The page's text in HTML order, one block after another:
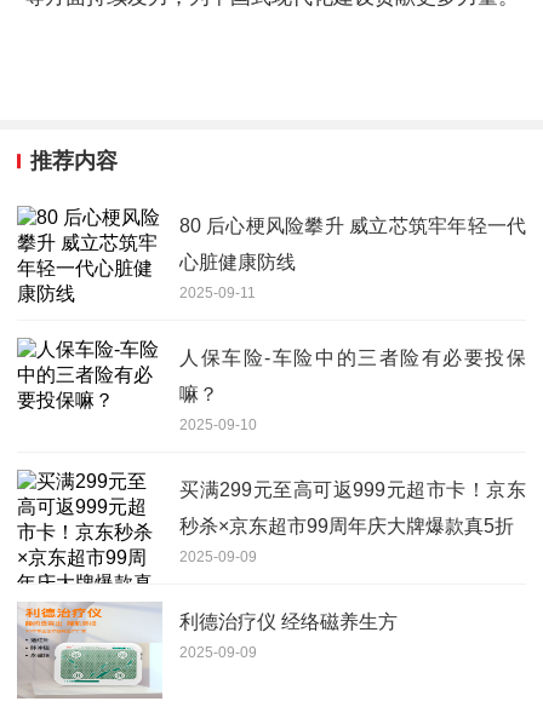
推荐内容
80 后心梗风险攀升 威立芯筑牢年轻一代
心脏健康防线
2025-09-11
人保车险-车险中的三者险有必要投保
嘛？
2025-09-10
买满299元至高可返999元超市卡！京东
秒杀×京东超市99周年庆大牌爆款真5折
2025-09-09
利德治疗仪 经络磁养生方
2025-09-09